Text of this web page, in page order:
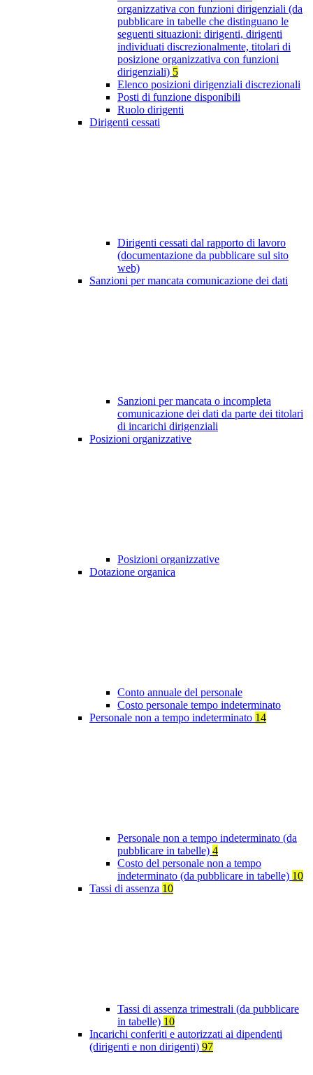
organizzativa con funzioni dirigenziali (da
pubblicare in tabelle che distinguano le
seguenti situazioni: dirigenti, dirigenti
individuati discrezionalmente, titolari di
posizione organizzativa con funzioni
dirigenziali) 5
Elenco posizioni dirigenziali discrezionali
Posti di funzione disponibili
Ruolo dirigenti
Dirigenti cessati
Dirigenti cessati dal rapporto di lavoro
(documentazione da pubblicare sul sito
web)
Sanzioni per mancata comunicazione dei dati
Sanzioni per mancata o incompleta
comunicazione dei dati da parte dei titolari
di incarichi dirigenziali
Posizioni organizzative
Posizioni organizzative
Dotazione organica
Conto annuale del personale
Costo personale tempo indeterminato
Personale non a tempo indeterminato 14
Personale non a tempo indeterminato (da
pubblicare in tabelle) 4
Costo del personale non a tempo
indeterminato (da pubblicare in tabelle) 10
Tassi di assenza 10
Tassi di assenza trimestrali (da pubblicare
in tabelle) 10
Incarichi conferiti e autorizzati ai dipendenti
(dirigenti e non dirigenti) 97